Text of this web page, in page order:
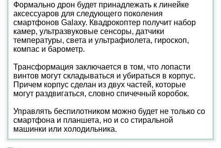
Формально дрон будет принадлежать к линейке
аксессуаров для следующего поколения
смартфонов Galaxy. Квадрокоптер получит набор
камер, ультразвуковые сенсоры, датчики
температуры, света и ультрафиолета, гироскоп,
компас и барометр.
Трансформация заключается в том, что лопасти
винтов могут складываться и убираться в корпус.
Причем корпус сделан из двух частей, которые
могут раздвигаться, словно спичечный коробок.
Управлять беспилотником можно будет не только со
смартфона и планшета, но и со стиральной
машинки или холодильника.